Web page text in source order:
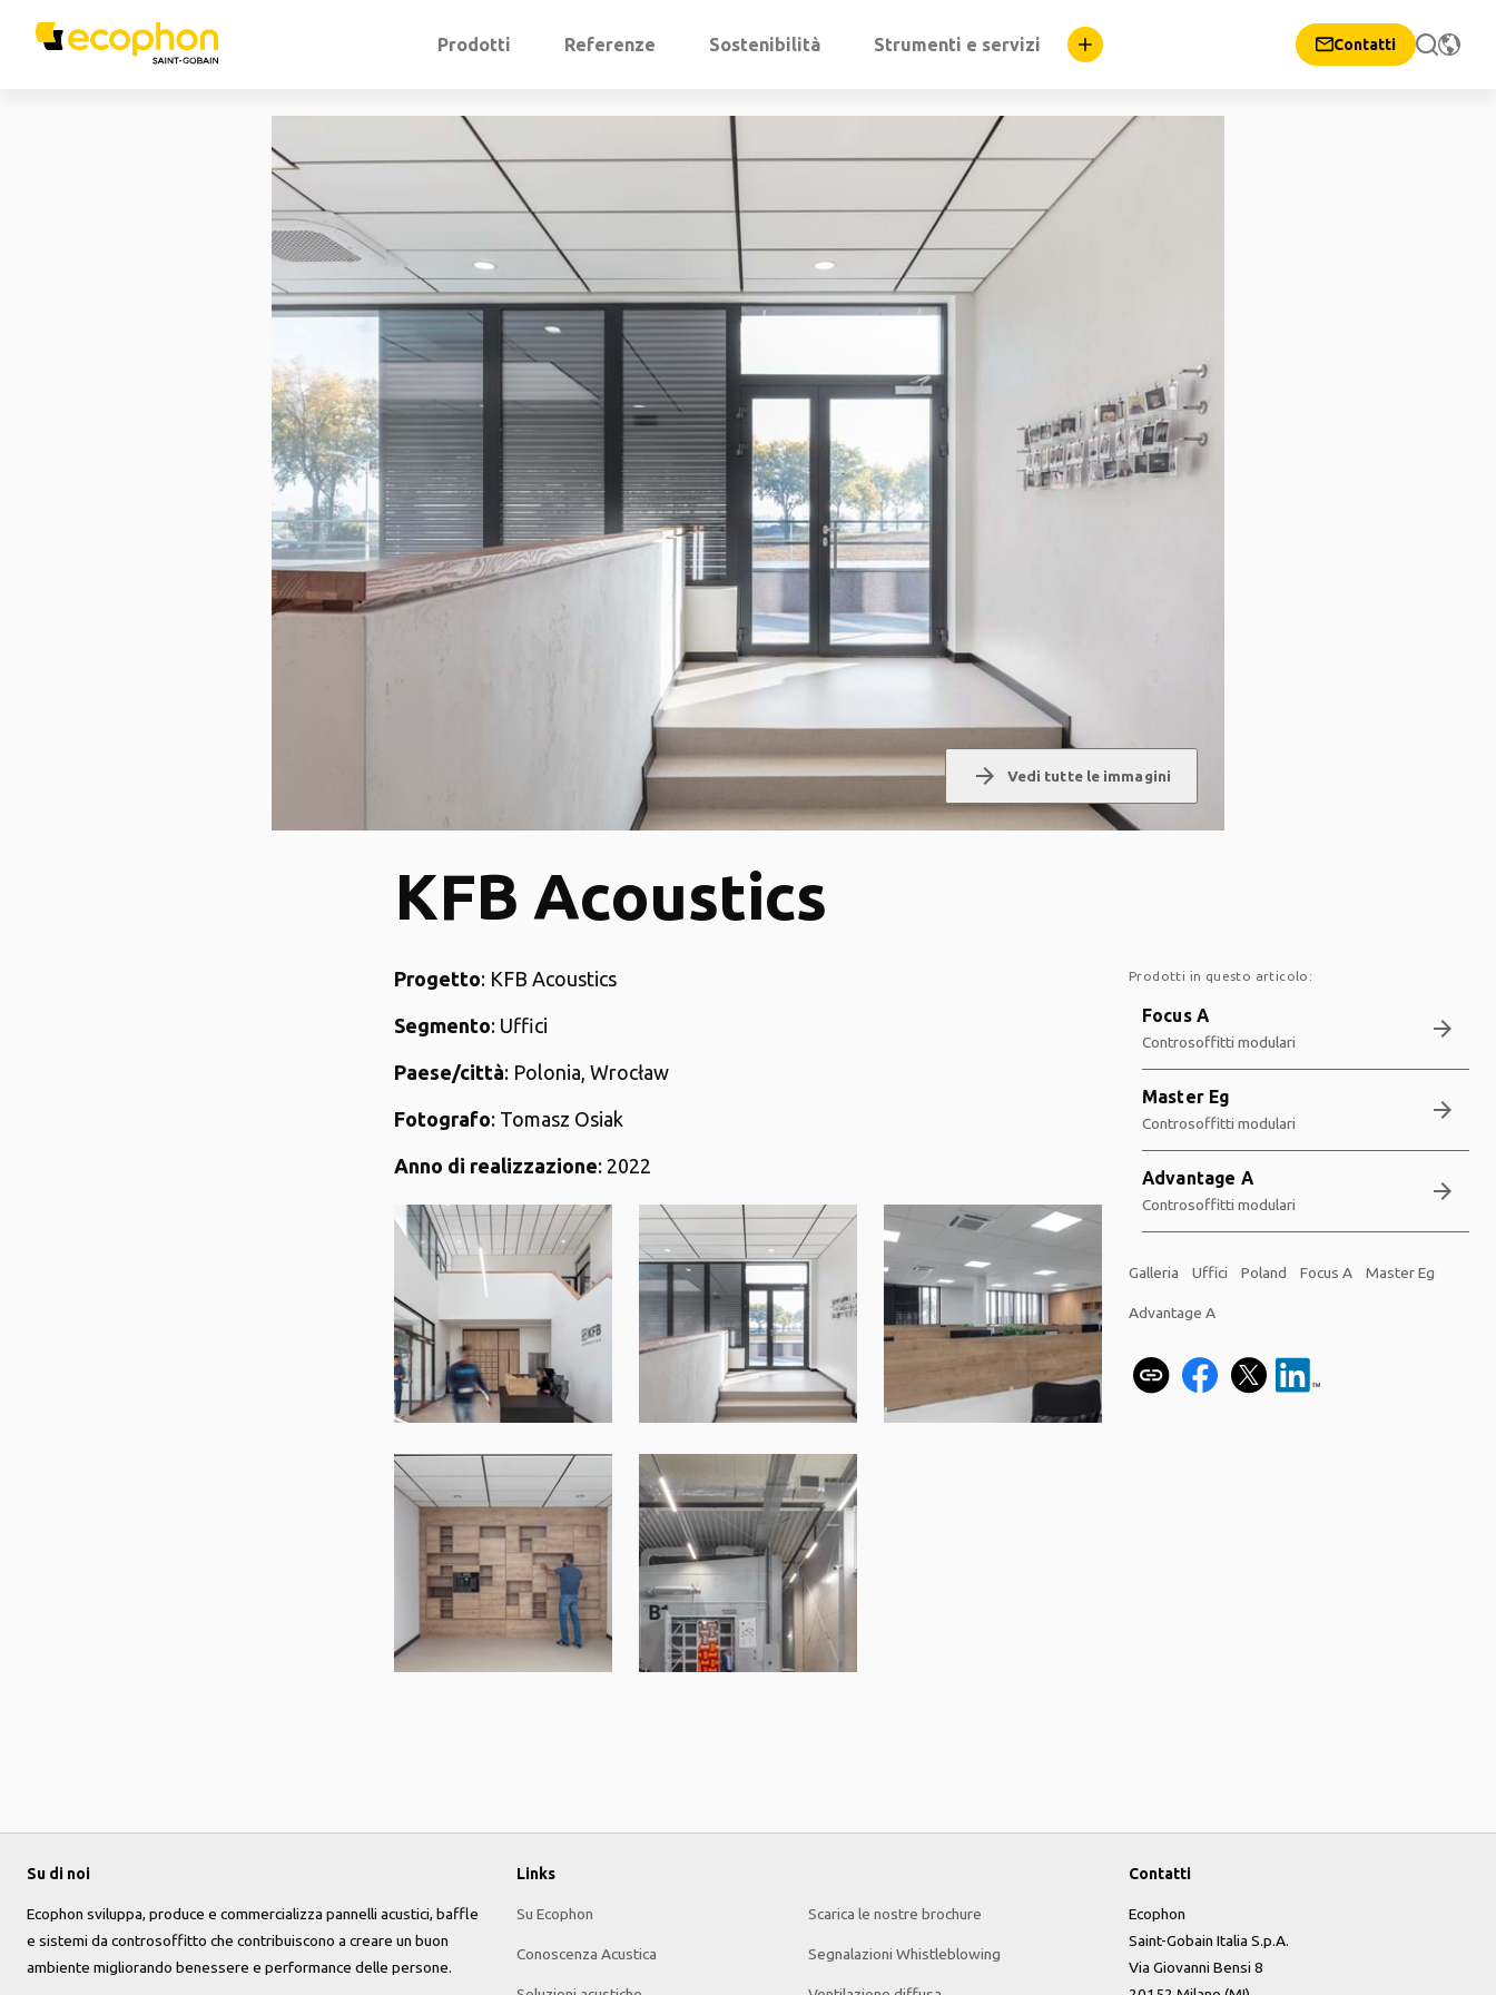
Prodotti Referenze Sostenibilità Strumenti e servizi Contatti
arrow_forward Vedi tutte le immagini
KFB Acoustics
Progetto: KFB Acoustics
Segmento: Uffici
Paese/città: Polonia, Wrocław
Fotografo: Tomasz Osiak
Anno di realizzazione: 2022
Prodotti in questo articolo:
Focus A
Controsoffitti modulari arrow_forward
Master Eg
Controsoffitti modulari arrow_forward
Advantage A
Controsoffitti modulari arrow_forward
Galleria Uffici Poland Focus A Master Eg
Advantage A
Su di noi
Ecophon sviluppa, produce e commercializza pannelli acustici, baffle
e sistemi da controsoffitto che contribuiscono a creare un buon
ambiente migliorando benessere e performance delle persone.
Links
Su Ecophon
Conoscenza Acustica
Scarica le nostre brochure
Segnalazioni Whistleblowing
Contatti
Ecophon
Saint-Gobain Italia S.p.A.
Via Giovanni Bensi 8